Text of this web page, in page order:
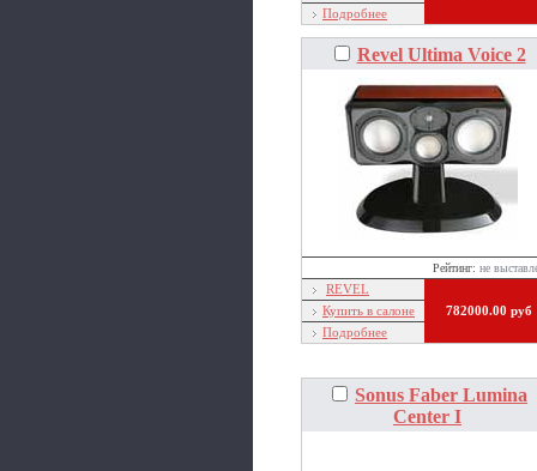
Подробнее
Revel Ultima Voice 2
Рейтинг: не
REVEL
782000.00 руб
Купить в салоне
Подробнее
Sonus Faber Lumina
Center I